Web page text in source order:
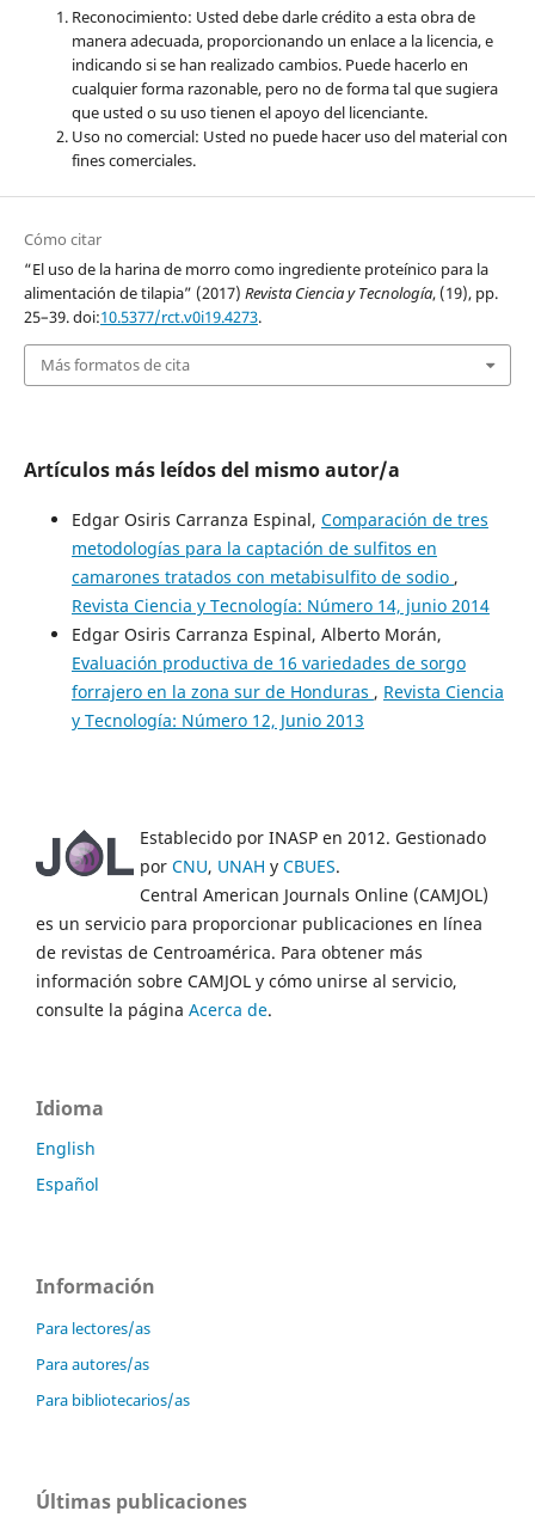
Reconocimiento: Usted debe darle crédito a esta obra de
manera adecuada, proporcionando un enlace a la licencia, e
indicando si se han realizado cambios. Puede hacerlo en
cualquier forma razonable, pero no de forma tal que sugiera
que usted o su uso tienen el apoyo del licenciante.
Uso no comercial: Usted no puede hacer uso del material con
fines comerciales.
Cómo citar
“El uso de la harina de morro como ingrediente proteínico para la
alimentación de tilapia” (2017) Revista Ciencia y Tecnología, (19), pp.
25–39. doi:10.5377/rct.v0i19.4273.
Más formatos de cita
Artículos más leídos del mismo autor/a
Edgar Osiris Carranza Espinal, Comparación de tres
metodologías para la captación de sulfitos en
camarones tratados con metabisulfito de sodio ,
Revista Ciencia y Tecnología: Número 14, junio 2014
Edgar Osiris Carranza Espinal, Alberto Morán,
Evaluación productiva de 16 variedades de sorgo
forrajero en la zona sur de Honduras , Revista Ciencia
y Tecnología: Número 12, Junio 2013
Establecido por INASP en 2012. Gestionado
por CNU, UNAH y CBUES.
Central American Journals Online (CAMJOL)
es un servicio para proporcionar publicaciones en línea
de revistas de Centroamérica. Para obtener más
información sobre CAMJOL y cómo unirse al servicio,
consulte la página Acerca de.
Idioma
English
Español
Información
Para lectores/as
Para autores/as
Para bibliotecarios/as
Últimas publicaciones